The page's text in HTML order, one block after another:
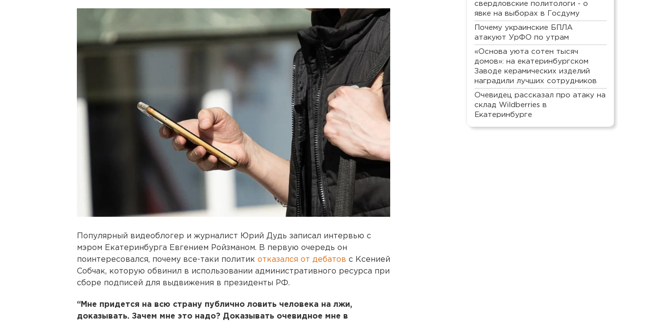
Популярный видеоблогер и журналист Юрий Дудь записал интервью с
мэром Екатеринбурга Евгением Ройзманом. В первую очередь он
поинтересовался, почему все-таки политик отказался от дебатов с Ксенией
Собчак, которую обвинил в использовании административного ресурса при
сборе подписей для выдвижения в президенты РФ.
“Мне придется на всю страну публично ловить человека на лжи,
доказывать. Зачем мне это надо? Доказывать очевидное мне в
свердловские политологи - о
явке на выборах в Госдуму
Почему украинские БПЛА
атакуют УрФО по утрам
«Основа уюта сотен тысяч
домов»: на екатеринбургском
Заводе керамических изделий
наградили лучших сотрудников
Очевидец рассказал про атаку на
склад Wildberries в
Екатеринбурге